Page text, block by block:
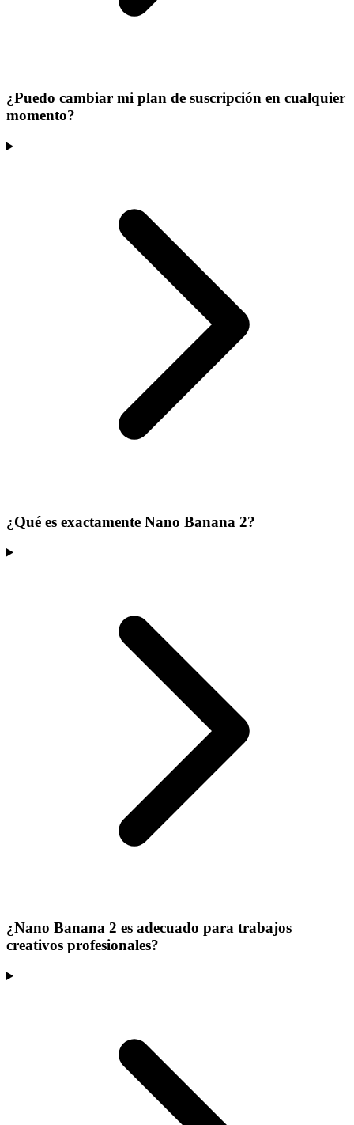
¿Puedo cambiar mi plan de suscripción en cualquier
momento?
¿Qué es exactamente Nano Banana 2?
¿Nano Banana 2 es adecuado para trabajos
creativos profesionales?